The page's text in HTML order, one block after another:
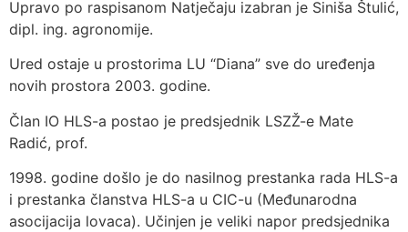
Upravo po raspisanom Natječaju izabran je Siniša Štulić,
dipl. ing. agronomije.
Ured ostaje u prostorima LU “Diana” sve do uređenja
novih prostora 2003. godine.
Član IO HLS-a postao je predsjednik LSZŽ-e Mate
Radić, prof.
1998. godine došlo je do nasilnog prestanka rada HLS-a
i prestanka članstva HLS-a u CIC-u (Međunarodna
asocijacija lovaca). Učinjen je veliki napor predsjednika